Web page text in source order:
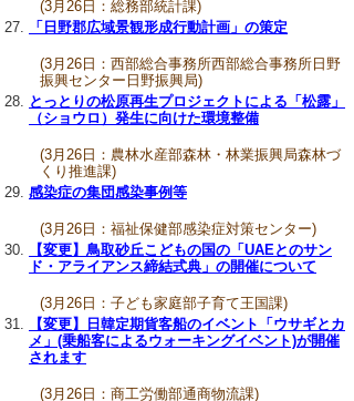
(3月26日：総務部統計課)
「日野郡広域景観形成行動計画」の策定
(3月26日：西部総合事務所西部総合事務所日野
振興センター日野振興局)
とっとりの松原再生プロジェクトによる「松露」
（ショウロ）発生に向けた環境整備
(3月26日：農林水産部森林・林業振興局森林づ
くり推進課)
感染症の集団感染事例等
(3月26日：福祉保健部感染症対策センター)
【変更】鳥取砂丘こどもの国の「UAEとのサン
ド・アライアンス締結式典」の開催について
(3月26日：子ども家庭部子育て王国課)
【変更】日韓定期貨客船のイベント「ウサギとカ
メ」(乗船客によるウォーキングイベント)が開催
されます
(3月26日：商工労働部通商物流課)